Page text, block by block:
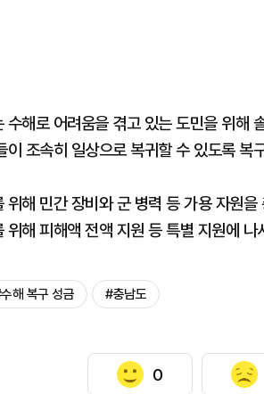
수해로 어려움을 겪고 있는 도민을 위해
이 조속히 일상으로 복귀할 수 있도록 복
위해 민간 장비와 군 병력 등 가용 자원
위해 피해액 전액 지원 등 특별 지원에 나
해 복구 성금 #충남도
0